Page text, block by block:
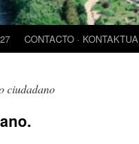
CONTACTO · KONTAKTUA
ciudadano